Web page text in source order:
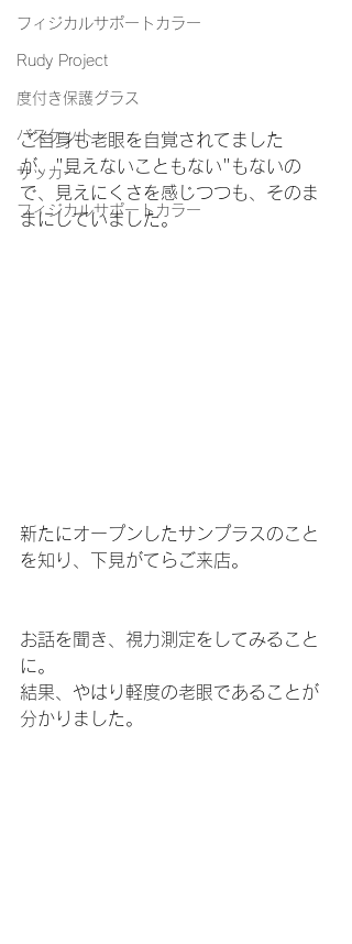
フィジカルサポートカラー
Rudy Project
度付き保護グラス
バスケット
サッカー
フィジカルサポートカラー
ご自身も老眼を自覚されてました
が、"見えないこともない"もないの
で、見えにくさを感じつつも、そのま
まにしていました。
新たにオープンしたサンプラスのこと
を知り、下見がてらご来店。
お話を聞き、視力測定をしてみること
に。
結果、やはり軽度の老眼であることが
分かりました。